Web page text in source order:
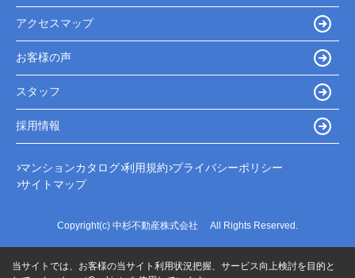
アクセスマップ
お客様の声
スタッフ
採用情報
マンションカタログ 利用規約 プライバシーポリシー
サイトマップ
Copyright(c) 中杉不動産株式会社 All Rights Reserved.
当サイトでは、お客様の当サイト利用状況把握、サービス向上検討を目的と